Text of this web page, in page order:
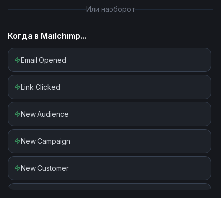
Create Tag
Delete Campaign
Delete List
Delete Subscriber
Edit Campaign Template
Find Campaign
Или наоборот
Когда в Mailchimp...
Email Opened
Link Clicked
New Audience
New Campaign
New Customer